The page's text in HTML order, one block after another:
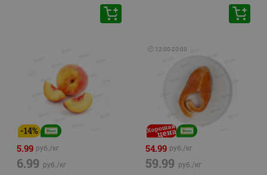
-14%
5.99 руб./кг
6.99 руб./кг
🕘 12:00-20:00
54.99 руб./кг
59.99 руб./кг